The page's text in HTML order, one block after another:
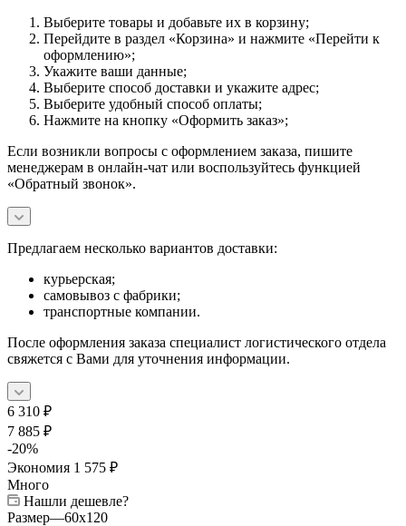
Выберите товары и добавьте их в корзину;
Перейдите в раздел «Корзина» и нажмите «Перейти к
оформлению»;
Укажите ваши данные;
Выберите способ доставки и укажите адрес;
Выберите удобный способ оплаты;
Нажмите на кнопку «Оформить заказ»;
Если возникли вопросы с оформлением заказа, пишите
менеджерам в онлайн-чат или воспользуйтесь функцией
«Обратный звонок».
Предлагаем несколько вариантов доставки:
курьерская;
самовывоз с фабрики;
транспортные компании.
После оформления заказа специалист логистического отдела
свяжется с Вами для уточнения информации.
6 310 ₽
7 885 ₽
-20%
Экономия 1 575 ₽
Много
Нашли дешевле?
Размер—60x120